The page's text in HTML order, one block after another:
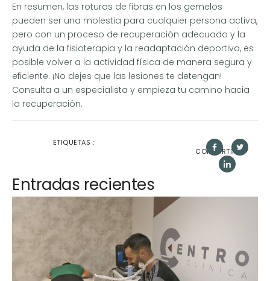
En resumen, las roturas de fibras en los gemelos
pueden ser una molestia para cualquier persona activa,
pero con un proceso de recuperación adecuado y la
ayuda de la fisioterapia y la readaptación deportiva, es
posible volver a la actividad física de manera segura y
eficiente. ¡No dejes que las lesiones te detengan!
Consulta a un especialista y empieza tu camino hacia
la recuperación.
ETIQUETAS :
COMPARTIR:
Entradas recientes